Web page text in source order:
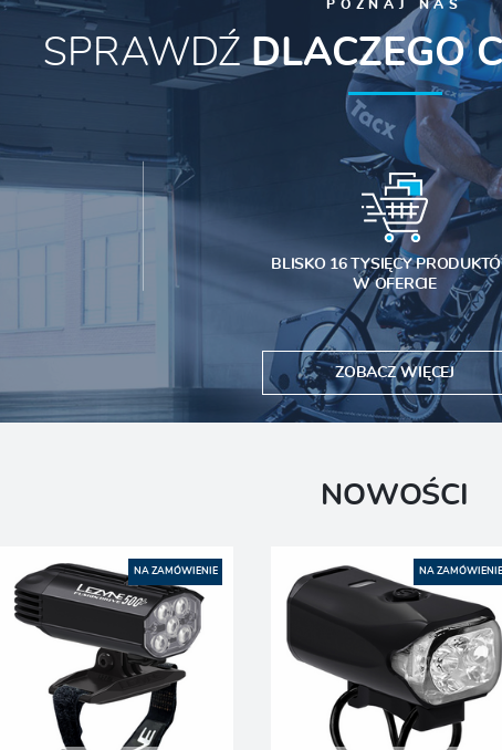
POZNAJ NAS
SPRAWDŹDLACZEGO
BLISKO 16 TYSIĘCY
W OFERCIE
ZOBACZ WIĘCEJ
NOWOŚCI
NA ZAMÓWIENIE NA ZAMÓWIENIE